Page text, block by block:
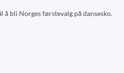
å bli Norges førstevalg på dansesko.